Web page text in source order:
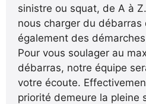
sinistre ou squat, de A à
nous charger du débarras
également des
Pour vous soulager au
débarras, notre équipe
votre écoute.
priorité demeure la pleine